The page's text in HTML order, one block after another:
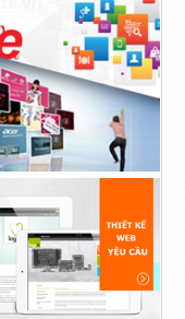
Điểm Danh Những Mẫu
Máy...
5,500,000đ